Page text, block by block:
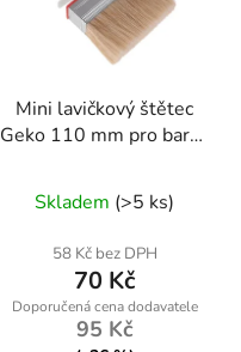
Mini lavičkový štětec
Geko 110 mm pro barvy
přírodní vlákna
Skladem (>5 ks)
58 Kč bez DPH
70 Kč
95 Kč